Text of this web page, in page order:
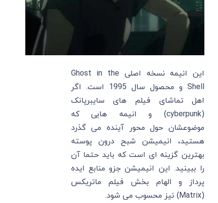
این انیمه نسخه اصلی Ghost in the
Shell و محصول سال 1995 است. اگر
اهل تماشای فیلم های سایبرپانک
(cyberpunk) و انیمه هایی که
موضوعشان حول محور آینده می گذرد
هستید، انیمیشن شبح درون پوسته
بهترین گزینه ای است که باید حتما آن
را ببینید. این انیمیشن جزو منابع ایده
پرداز و الهام بخش فیلم ماتریکس
(Matrix) نیز محسوب می شود.